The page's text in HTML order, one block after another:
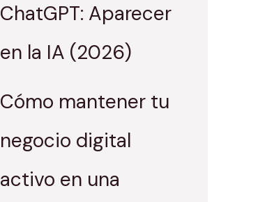
ChatGPT: Aparecer
en la IA (2026)
Cómo mantener tu
negocio digital
activo en una